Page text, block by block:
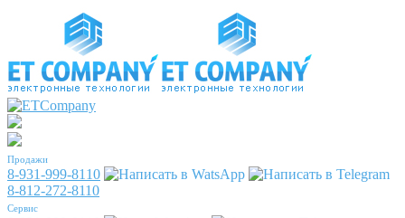
Продажи
8-931-999-8110
8-812-272-8110
Сервис